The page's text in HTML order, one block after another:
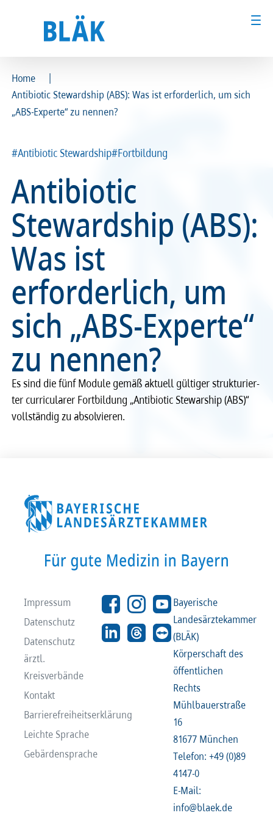
Ärztinnen und Ärzte
Patientinnen und Patienten
Kammer & Politik
Presse
Karriere
Recht
Service & Kontakt
meineBLÄK
Ärztinnen und Ärzte
Patientinnen und Patienten
Kammer & Politik
Presse
Karriere
Recht
Service & Kontakt
meineBLÄK
Home
|
Antibiotic Stewardship (ABS): Was ist erforderlich, um sich
„ABS-Experte“ zu nennen?
#Antibiotic Stewardship#Fortbildung
Antibiotic
Stewardship (ABS):
Was ist
erforderlich, um
sich „ABS-Experte“
zu nennen?
Es sind die fünf Module gemäß aktu­ell gülti­ger struk­tu­rier­
ter curri­cu­la­rer Fort­bil­dung „Anti­bi­o­tic Stewar­ship (ABS)“
voll­stän­dig zu absol­vie­ren.
Impressum
Datenschutz
Datenschutz
ärztl.
Kreisverbände
Kontakt
Barrierefreiheitserklärung
Leichte Sprache
Gebärdensprache
Bayerische
Landesärztekammer
(BLÄK)
Körperschaft des
öffentlichen
Rechts
Mühlbauerstraße
16
81677 München
Telefon: +49 (0)89
4147-0
E-Mail:
info@blaek.de